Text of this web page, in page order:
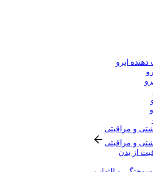
ابرو
و مراقبتی
و مراقبتی
از بدن